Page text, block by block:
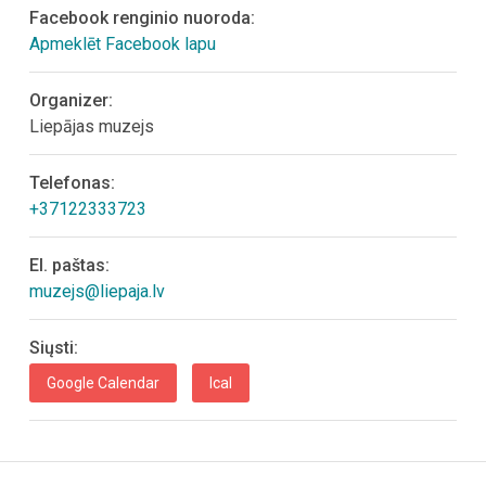
Facebook renginio nuoroda:
Apmeklēt Facebook lapu
Organizer:
Liepājas muzejs
Telefonas:
+37122333723
El. paštas:
muzejs@liepaja.lv
Siųsti:
Google Calendar Ical